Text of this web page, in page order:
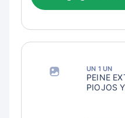
UN 1 UN
PEINE
PIOJOS